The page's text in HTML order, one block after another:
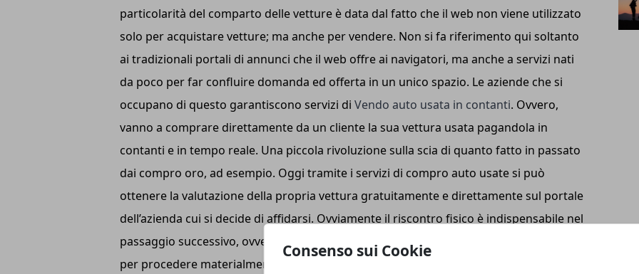
Consenso sui Cookie
particolarità del comparto delle vetture è data dal fatto che il web non viene utilizzato
solo per acquistare vetture; ma anche per vendere. Non si fa riferimento qui soltanto
ai tradizionali portali di annunci che il web offre ai navigatori, ma anche a servizi nati
da poco per far confluire domanda ed offerta in un unico spazio. Le aziende che si
occupano di questo garantiscono servizi di Vendo auto usata in contanti. Ovvero,
vanno a comprare direttamente da un cliente la sua vettura usata pagandola in
contanti e in tempo reale. Una piccola rivoluzione sulla scia di quanto fatto in passato
dai compro oro, ad esempio. Oggi tramite i servizi di compro auto usate si può
ottenere la valutazione della propria vettura gratuitamente e direttamente sul portale
dell’azienda cui si decide di affidarsi. Ovviamente il riscontro fisico è indispensabile nel
passaggio successivo, ovvero quello in cui l’utente, se interessato, porta l’auto in sede
per procedere materialmente alla transazione. Qui infatti l’auto viene ritirata